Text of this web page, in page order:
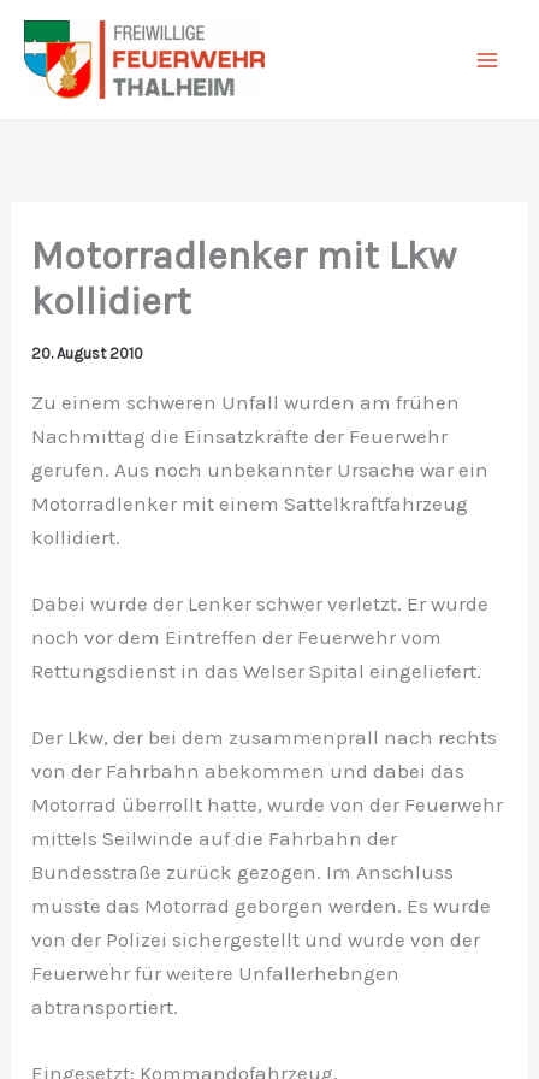
Zum
Inhalt
springen
Motorradlenker mit Lkw
kollidiert
20. August 2010
Zu einem schweren Unfall wurden am frühen
Nachmittag die Einsatzkräfte der Feuerwehr
gerufen. Aus noch unbekannter Ursache war ein
Motorradlenker mit einem Sattelkraftfahrzeug
kollidiert.
Dabei wurde der Lenker schwer verletzt. Er wurde
noch vor dem Eintreffen der Feuerwehr vom
Rettungsdienst in das Welser Spital eingeliefert.
Der Lkw, der bei dem zusammenprall nach rechts
von der Fahrbahn abekommen und dabei das
Motorrad überrollt hatte, wurde von der Feuerwehr
mittels Seilwinde auf die Fahrbahn der
Bundesstraße zurück gezogen. Im Anschluss
musste das Motorrad geborgen werden. Es wurde
von der Polizei sichergestellt und wurde von der
Feuerwehr für weitere Unfallerhebngen
abtransportiert.
Eingesetzt: Kommandofahrzeug,